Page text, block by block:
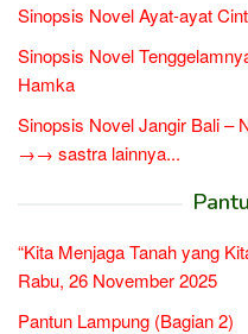
Sinopsis Novel Ayat-ayat
Sinopsis Novel
Hamka
Sinopsis Novel Jangir Bali –
→→ sastra lainnya...
“Kita Menjaga Tanah yang
Rabu, 26 November 2025
Pantun Lampung (Bagian 2)